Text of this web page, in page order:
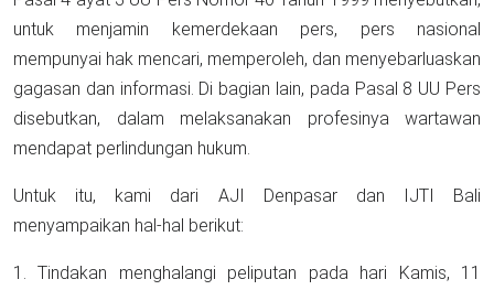
untuk menjamin kemerdekaan pers, pers nasional
mempunyai hak mencari, memperoleh, dan menyebarluaskan
gagasan dan informasi. Di bagian lain, pada Pasal 8 UU Pers
disebutkan, dalam melaksanakan profesinya wartawan
mendapat perlindungan hukum.
Untuk itu, kami dari AJI Denpasar dan IJTI Bali
menyampaikan hal-hal berikut:
1. Tindakan menghalangi peliputan pada hari Kamis, 11